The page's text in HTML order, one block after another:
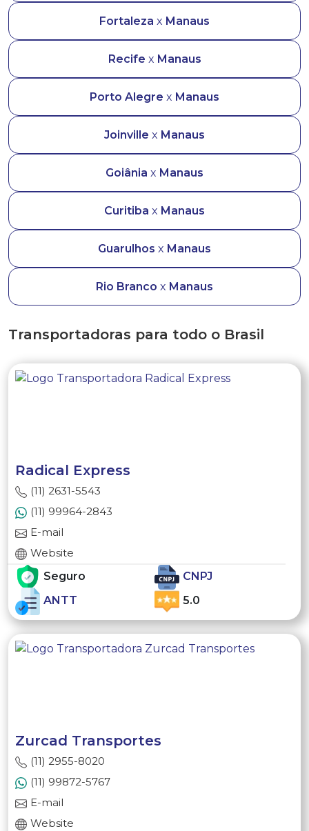
Fortaleza x Manaus
Recife x Manaus
Porto Alegre x Manaus
Joinville x Manaus
Goiânia x Manaus
Curitiba x Manaus
Guarulhos x Manaus
Rio Branco x Manaus
Transportadoras para todo o Brasil
Radical Express
(11) 2631-5543
(11) 99964-2843
E-mail
Website
Seguro
CNPJ
ANTT
5.0
Zurcad Transportes
(11) 2955-8020
(11) 99872-5767
E-mail
Website